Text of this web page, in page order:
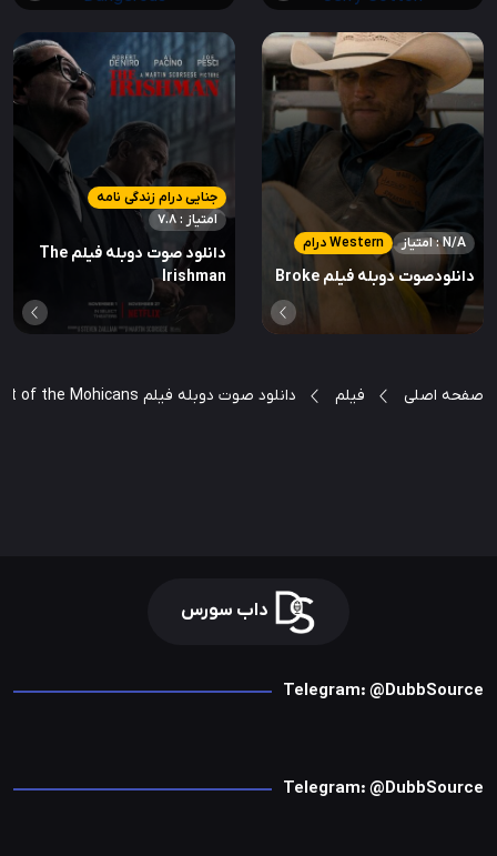
Western درام امتیاز : N/A
دانلودصوت دوبله فیلم Broke
جنایی درام زندگی نامه
امتیاز : 7.8
دانلود صوت دوبله فیلم The
Irishman
صفحه اصلی فیلم دانلود صوت دوبله فیلم The Last of the Mohicans
داب سورس
Telegram: @DubbSource
Telegram: @DubbSource